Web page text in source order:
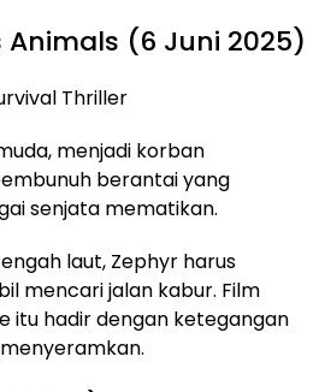
Animals (6 Juni 2025)
Thriller
menjadi korban
berantai yang
senjata mematikan.
laut, Zephyr harus
mencari jalan kabur. Film
itu hadir dengan ketegangan